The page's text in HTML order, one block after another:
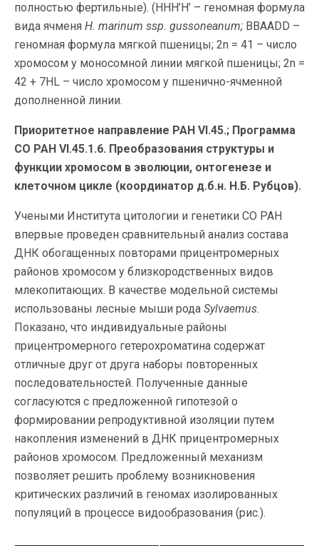
полностью фертильные). (HHH’H’ – геномная формула
вида ячменя H. marinum ssp. gussoneanum; BBAADD –
геномная формула мягкой пшеницы; 2n = 41 – число
хромосом у моносомной линии мягкой пшеницы; 2n =
42 + 7HL – число хромосом у пшенично-ячменной
дополненной линии.
Приоритетное направление РАН VI.45.; Программа
СО РАН VI.45.1.6. Преобразования структуры и
функции хромосом в эволюции, онтогенезе и
клеточном цикле (координатор д.б.н. Н.Б. Рубцов).
Учеными Института цитологии и генетики СО РАН
впервые проведен сравнительный анализ состава
ДНК обогащенных повторами прицентромерных
районов хромосом у близкородственных видов
млекопитающих. В качестве модельной системы
использованы лесные мыши рода Sylvaemus.
Показано, что индивидуальные районы
прицентромерного гетерохроматина содержат
отличные друг от друга наборы повторенных
последовательностей. Полученные данные
согласуются с предложенной гипотезой о
формировании репродуктивной изоляции путем
накопления изменений в ДНК прицентромерных
районов хромосом. Предложенный механизм
позволяет решить проблему возникновения
критических различий в геномах изолированных
популяций в процессе видообразования (рис.).